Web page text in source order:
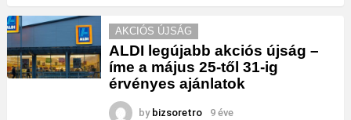
AKCIÓS ÚJSÁG
ALDI legújabb akciós újság –
íme a május 25-től 31-ig
érvényes ajánlatok
by bizsoretro 9 éve